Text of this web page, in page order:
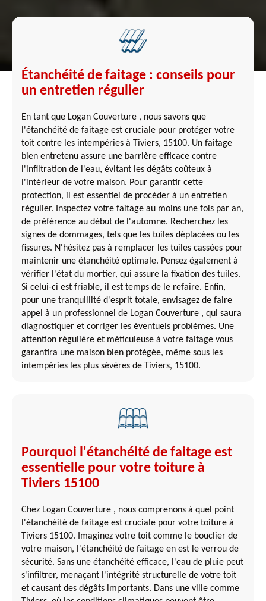
Étanchéité de faitage : conseils pour
un entretien régulier
En tant que Logan Couverture , nous savons que
l'étanchéité de faitage est cruciale pour protéger votre
toit contre les intempéries à Tiviers, 15100. Un faitage
bien entretenu assure une barrière efficace contre
l'infiltration de l'eau, évitant les dégâts coûteux à
l'intérieur de votre maison. Pour garantir cette
protection, il est essentiel de procéder à un entretien
régulier. Inspectez votre faitage au moins une fois par an,
de préférence au début de l'automne. Recherchez les
signes de dommages, tels que les tuiles déplacées ou les
fissures. N'hésitez pas à remplacer les tuiles cassées pour
maintenir une étanchéité optimale. Pensez également à
vérifier l'état du mortier, qui assure la fixation des tuiles.
Si celui-ci est friable, il est temps de le refaire. Enfin,
pour une tranquillité d'esprit totale, envisagez de faire
appel à un professionnel de Logan Couverture , qui saura
diagnostiquer et corriger les éventuels problèmes. Une
attention régulière et méticuleuse à votre faitage vous
garantira une maison bien protégée, même sous les
intempéries les plus sévères de Tiviers, 15100.
Pourquoi l'étanchéité de faitage est
essentielle pour votre toiture à
Tiviers 15100
Chez Logan Couverture , nous comprenons à quel point
l'étanchéité de faitage est cruciale pour votre toiture à
Tiviers 15100. Imaginez votre toit comme le bouclier de
votre maison, l'étanchéité de faitage en est le verrou de
sécurité. Sans une étanchéité efficace, l'eau de pluie peut
s'infiltrer, menaçant l'intégrité structurelle de votre toit
et causant des dégâts importants. Dans une ville comme